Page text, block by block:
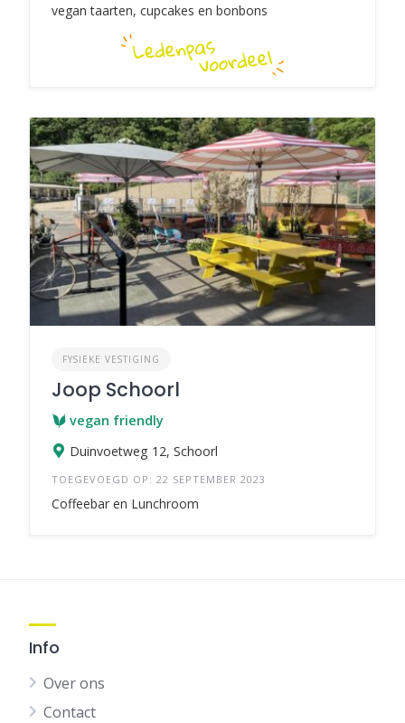
vegan taarten, cupcakes en bonbons
FYSIEKE VESTIGING
Joop Schoorl
vegan friendly
Duinvoetweg 12, Schoorl
TOEGEVOEGD OP: 22 SEPTEMBER 2023
Coffeebar en Lunchroom
Info
Over ons
Contact